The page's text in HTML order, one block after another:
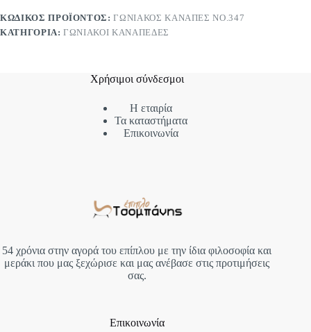
ΚΩΔΙΚΌΣ ΠΡΟΪΌΝΤΟΣ:ΓΩΝΙΑΚΌΣ ΚΑΝΑΠΈΣ ΝΟ.347
ΚΑΤΗΓΟΡΊΑ:ΓΩΝΙΑΚΟΊ ΚΑΝΑΠΈΔΕΣ
Χρήσιμοι σύνδεσμοι
Η εταιρία
Τα καταστήματα
Επικοινωνία
54 χρόνια στην αγορά του επίπλου με την ίδια φιλοσοφία και
μεράκι που μας ξεχώρισε και μας ανέβασε στις προτιμήσεις
σας.
Επικοινωνία